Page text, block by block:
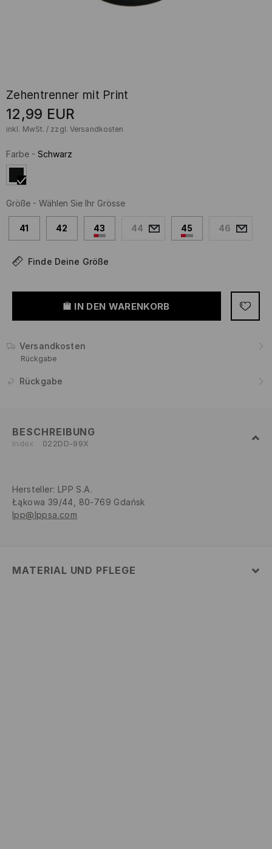
Zehentrenner mit Print
12,99 EUR
inkl. MwSt. / zzgl. Versandkosten
Farbe - Schwarz
Größe - Wählen Sie Ihr Grösse
41 42 43 44 45 46
Finde Deine Größe
IN DEN WARENKORB
Versandkosten
Rückgabe
Rückgabe
BESCHREIBUNG
Index 022DD-99X
Hersteller: LPP S.A.
Łąkowa 39/44, 80-769 Gdańsk
lpp@lppsa.com
MATERIAL UND PFLEGE